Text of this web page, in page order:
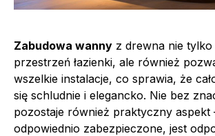
Zabudowa wanny z drewna nie
przestrzeń łazienki, ale również
wszelkie instalacje, co sprawia, że
się schludnie i elegancko. Nie bez
pozostaje również praktyczny aspekt
odpowiednio zabezpieczone, jest